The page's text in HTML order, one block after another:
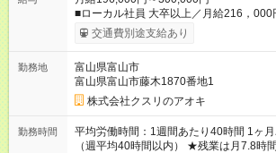
■ローカル社員 大卒以上／月給216，
以上／月給196，000円～300，000円 ★エリア手当（石川県、
富山県、福井県、岐阜県、群馬県、茨城
録販売者資格保持者への月1万円支給を含
にも同額を支給） ※ただし、短時間勤務
規定に従い額が変動 ＝＝＝＝＝＝＝＝＝＝＝＝＝＝ ★職務給制
度で実力次第で収入アップ！ 職務内容に
れ、昇格試験なく役職に就いた時点で年
約4割の社員が入社3年目で店長に就いて
交通費別途支給あり
勤務地
富山県富山市
富山県富山市藤木1870番地1
株式会社クスリのアオキ
勤務時間
平均労働時間：1週間あたり40時間 1ヶ
（週平均40時間以内） ★残業は月7.8時